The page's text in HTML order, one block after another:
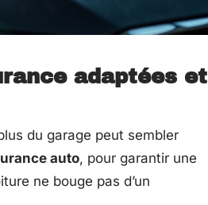
adaptées et
du garage peut sembler
auto, pour garantir une
ne bouge pas d’un